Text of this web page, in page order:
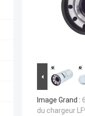
Image Grand :
du chargeur